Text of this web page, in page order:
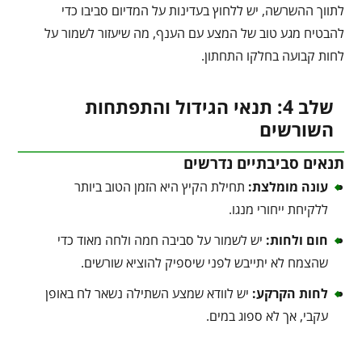
לתווך ההשרשה, יש ללחוץ בעדינות על המדיום סביבו כדי
להבטיח מגע טוב של המצע עם הענף, מה שיעזור לשמור על
לחות קבועה בחלקו התחתון.
שלב 4: תנאי הגידול והתפתחות
השורשים
תנאים סביבתיים נדרשים
עונה מומלצת: תחילת הקיץ היא הזמן הטוב ביותר
ללקיחת ייחורי מנגו.
חום ולחות: יש לשמור על סביבה חמה ולחה מאוד כדי
שהצמח לא יתייבש לפני שיספיק להוציא שורשים.
לחות הקרקע: יש לוודא שמצע השתילה נשאר לח באופן
עקבי, אך לא ספוג במים.